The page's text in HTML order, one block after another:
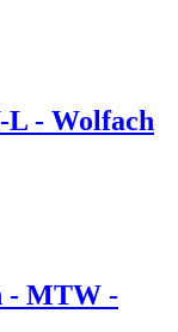
L - Wolfach
- MTW -